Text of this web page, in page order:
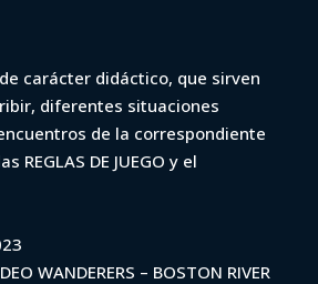
2023 - Wanderers vs
(min. 44)
ver
carácter didáctico, que sirven
diferentes situaciones
de la correspondiente
REGLAS DE JUEGO y el
WANDERERS – BOSTON RIVER